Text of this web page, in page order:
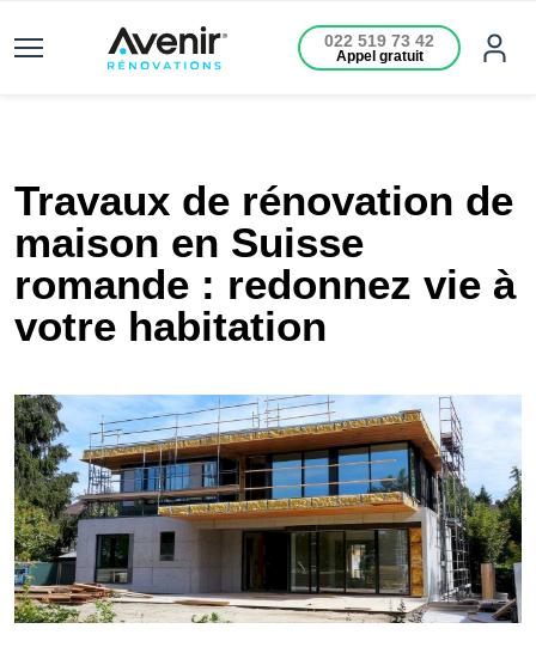
022 519 73 42
Appel gratuit
Travaux de rénovation de
maison en Suisse
romande : redonnez vie à
votre habitation